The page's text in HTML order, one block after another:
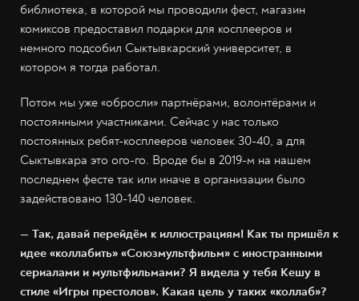
библиотека, в которой мы проводили фест, магазин
комиксов предоставил подарки для косплееров и
немного подсобил Сыктывкарский университет, в
котором я тогда работал.
Потом мы уже «обросли» партнёрами, волонтёрами и
постоянными участниками. Сейчас у нас только
постоянных ребят-косплееров человек 30-40, а для
Сыктывкара это ого-го. Вроде бы в 2019-м на нашем
последнем фесте так или иначе в организации было
задействовано 130-140 человек.
— Так, давай перейдём к иллюстрациям! Как ты пришёл к
идее «коллабить» «Союзмультфильм» с иностранными
сериалами и мультфильмами? Я видела у тебя Кешу в
стиле «Игры престолов». Какая цель у таких «коллаб»?